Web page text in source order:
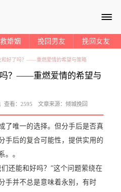
≡
婚姻 挽回男友 挽回女友
和好了吗？——重燃爱情的希望与策略
？——重燃爱情的希望与
查看：2595 文章来源： 倾城挽回
了唯一的选择。但分手后是否真
手后的复合可能性，提供实用的
。。
还能和好吗？”这个问题萦绕在
手并不总是意味着永别，有时